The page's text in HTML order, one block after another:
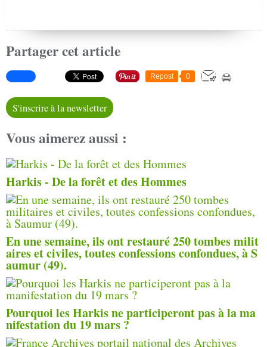
Partager cet article
Repost 0
S'inscrire à la newsletter
Vous aimerez aussi :
Harkis - De la forêt et des Hommes
En une semaine, ils ont restauré 250 tombes milit
aires et civiles, toutes confessions confondues, à S
aumur (49).
Pourquoi les Harkis ne participeront pas à la ma
nifestation du 19 mars ?